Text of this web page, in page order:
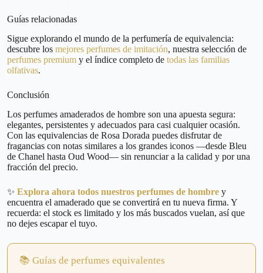
Guías relacionadas
Sigue explorando el mundo de la perfumería de equivalencia:
descubre los mejores perfumes de imitación, nuestra selección de
perfumes premium y el índice completo de todas las familias
olfativas.
Conclusión
Los perfumes amaderados de hombre son una apuesta segura:
elegantes, persistentes y adecuados para casi cualquier ocasión.
Con las equivalencias de Rosa Dorada puedes disfrutar de
fragancias con notas similares a los grandes iconos —desde Bleu
de Chanel hasta Oud Wood— sin renunciar a la calidad y por una
fracción del precio.
✨ Explora ahora todos nuestros perfumes de hombre y
encuentra el amaderado que se convertirá en tu nueva firma. Y
recuerda: el stock es limitado y los más buscados vuelan, así que
no dejes escapar el tuyo.
📚 Guías de perfumes equivalentes